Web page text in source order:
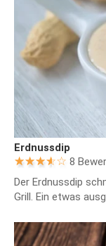
Erdnussdip
8
Der Erdnussdip
Grill. Ein etwas